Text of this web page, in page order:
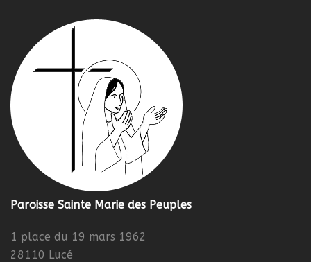
Paroisse Sainte Marie des Peuples
1 place du 19 mars 1962
28110 Lucé